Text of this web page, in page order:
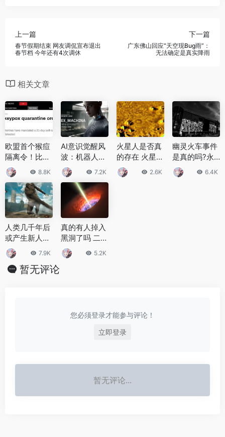
上一篇
春节假期结束 网友调侃宣布退出
春节档 今年还有4次调休
下一篇
广东佛山回应“天空现Bug雨”：
无法确定是真实降雨
相关文章
欧盟首个猴痘
隔离令！比利
时宣布要求猴
痘病例进行21
天隔离
8.8K
AI意识觉醒风
波：机器人
“越来越会聊
天”，人们却
越来越害怕
7.2K
火星人是否真
的存在 火星图
片能否揭示火
星人秘密
2.6K
幽灵火车事件
是真的吗?永
动火车，无人
下车
6.4K
人类几千年后
或产生新人
种，身高2米
的棕色巨人
7.9K
真的有人掉入
黑洞了吗 二名
宇航员被吸入
黑洞揭秘
5.2K
暂无评论
您必须登录才能参与评论！
立即登录
暂无评论...